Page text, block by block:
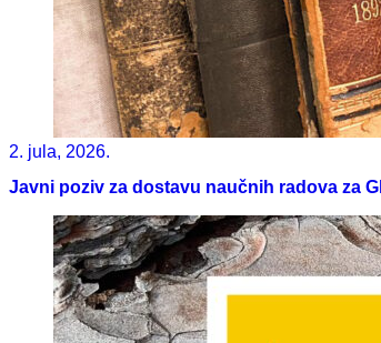
2. jula, 2026.
Javni poziv za dostavu naučnih radova za